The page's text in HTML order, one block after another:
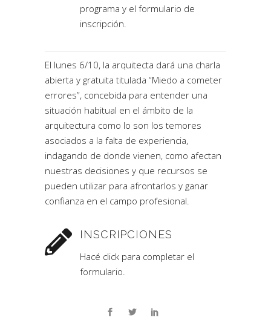
programa y el formulario de
inscripción.
El lunes 6/10, la arquitecta dará una charla
abierta y gratuita titulada “Miedo a cometer
errores”, concebida para entender una
situación habitual en el ámbito de la
arquitectura como lo son los temores
asociados a la falta de experiencia,
indagando de donde vienen, como afectan
nuestras decisiones y que recursos se
pueden utilizar para afrontarlos y ganar
confianza en el campo profesional.
INSCRIPCIONES
Hacé click para completar el
formulario.